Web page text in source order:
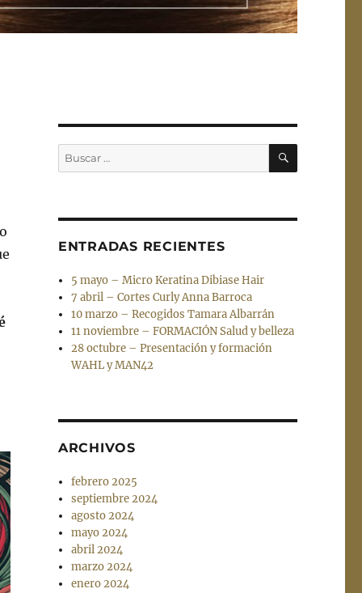
Buscar
por:
BUSCAR
ENTRADAS RECIENTES
5 mayo – Micro Keratina Dibiase Hair
7 abril – Cortes Curly Anna Barroca
10 marzo – Recogidos Tamara Albarrán
11 noviembre – FORMACIÓN Salud y belleza
28 octubre – Presentación y formación
WAHL y MAN42
ARCHIVOS
febrero 2025
septiembre 2024
agosto 2024
mayo 2024
abril 2024
marzo 2024
enero 2024